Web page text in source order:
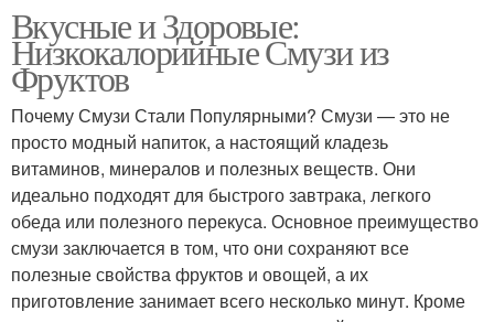
Вкусные и Здоровые:
Низкокалорийные Смузи из
Фруктов
Почему Смузи Стали Популярными? Смузи — это не
просто модный напиток, а настоящий кладезь
витаминов, минералов и полезных веществ. Они
идеально подходят для быстрого завтрака, легкого
обеда или полезного перекуса. Основное преимущество
смузи заключается в том, что они сохраняют все
полезные свойства фруктов и овощей, а их
приготовление занимает всего несколько минут. Кроме